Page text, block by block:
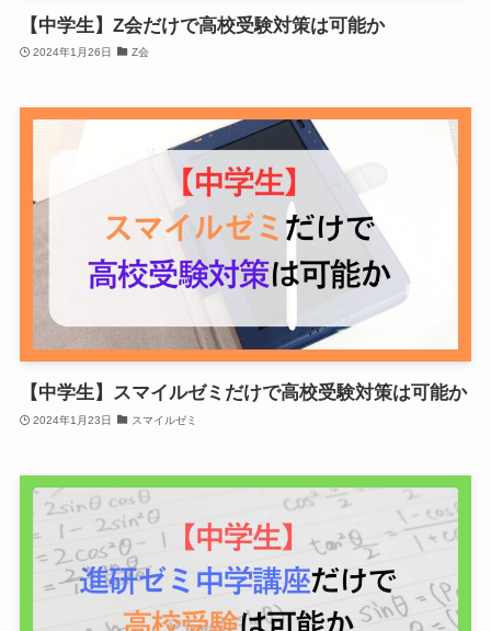
【中学生】Z会だけで高校受験対策は可能か
2024年1月26日 Z会
【中学生】スマイルゼミだけで高校受験対策は可能か
2024年1月23日 スマイルゼミ